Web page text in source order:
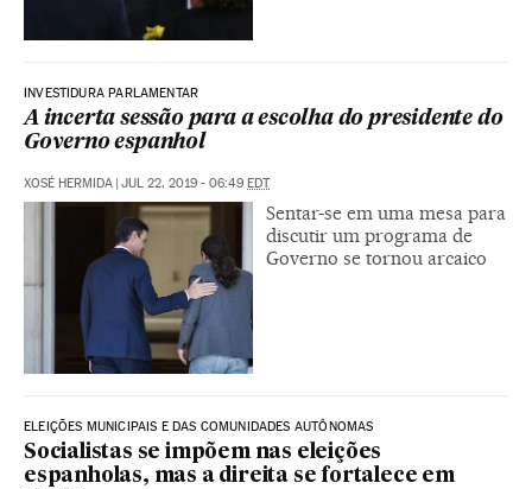
INVESTIDURA PARLAMENTAR
A incerta sessão para a escolha do presidente do
Governo espanhol
XOSÉ HERMIDA JUL 22, 2019 - 06:49 EDT
Sentar-se em uma mesa para
discutir um programa de
Governo se tornou arcaico
ELEIÇÕES MUNICIPAIS E DAS COMUNIDADES AUTÔNOMAS
Socialistas se impõem nas eleições
espanholas, mas a direita se fortalece em